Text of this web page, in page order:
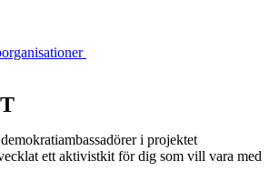
i projektet
ett aktivistkit för dig som vill vara med